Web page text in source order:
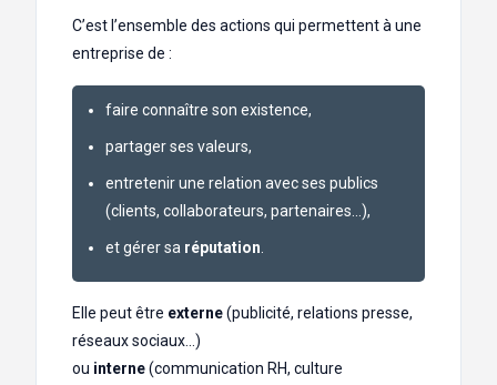
C’est l’ensemble des actions qui permettent à une
entreprise de :
faire connaître son existence,
partager ses valeurs,
entretenir une relation avec ses publics
(clients, collaborateurs, partenaires…),
et gérer sa réputation
Elle peut être externe(publicité, relations presse,
réseaux sociaux…)
ou interne(communication RH, culture